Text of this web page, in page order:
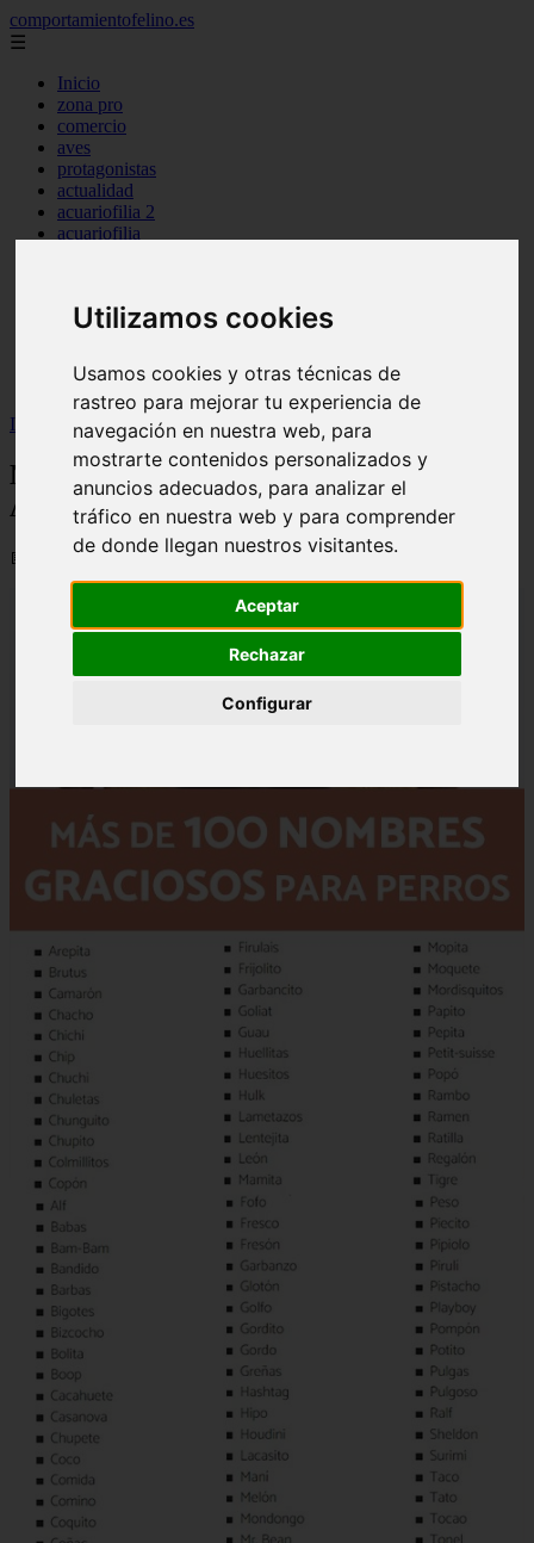
Utilizamos cookies
Usamos cookies y otras técnicas de
rastreo para mejorar tu experiencia de
navegación en nuestra web, para
mostrarte contenidos personalizados y
anuncios adecuados, para analizar el
tráfico en nuestra web y para comprender
de donde llegan nuestros visitantes.
Aceptar
Rechazar
Configurar
comportamientofelino.es
☰
Inicio
zona pro
comercio
aves
protagonistas
actualidad
acuariofilia 2
acuariofilia
novedades
uncategorized
zona pro
Inicio
gatos2 >Nombres Graciosos para Perros Argentina
Nombres Graciosos para Perros
Argentina
📅 12/06/2025